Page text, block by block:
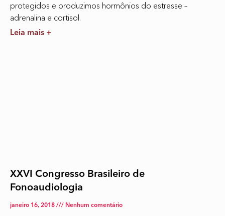
protegidos e produzimos hormônios do estresse –
adrenalina e cortisol.
Leia mais +
XXVI Congresso Brasileiro de
Fonoaudiologia
janeiro 16, 2018 Nenhum comentário